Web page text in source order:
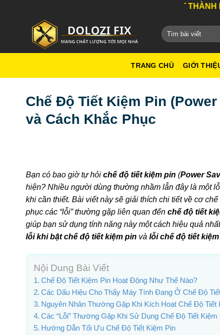
DỊCH VỤ TỐT NHẤT THÀNH PHỐ HỒ CHÍ
TRANG CHỦ GIỚI
Chế Độ Tiết Kiệm Pin
và Cách Khắc Phục
Bạn có bao giờ tự hỏi chế độ tiết kiệm pin (Power
hiện? Nhiều người dùng thường nhầm lẫn đây là một
khi cần thiết. Bài viết này sẽ giải thích chi tiết về cơ
phục các “lỗi” thường gặp liên quan đến chế độ tiết
giúp bạn sử dụng tính năng này một cách hiệu quả
lỗi khi bật chế độ tiết kiệm pin và lỗi chế độ tiết
Nội Dung Bài Viết
Chế Độ Tiết Kiệm Pin Hoạt Động Như Thế Nào?
Các Dấu Hiệu Cho Thấy Máy Tính Đang Ở Chế Độ
Nguyên Nhân Thường Gặp Khi Kích Hoạt Chế Độ Tiết
Các “Lỗi” Thường Gặp Khi Sử Dụng Chế Độ Tiết
Hướng Dẫn Tối Ưu Chế Độ Tiết Kiệm Pin